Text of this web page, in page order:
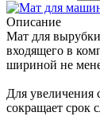
Описание
Мат для
входящего в
шириной не
Для увеличения
сокращает срок